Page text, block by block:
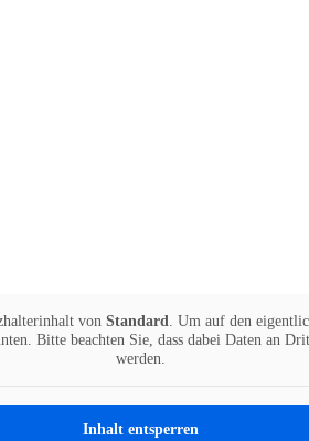
vonStandard. Um auf den
Bitte beachten Sie, dass dabei Daten an
werden.
Inhalt entsperren